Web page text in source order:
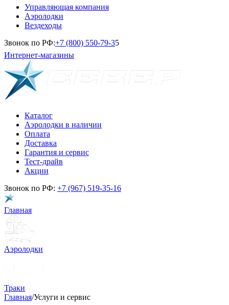
Управляющая компания
Аэролодки
Вездеходы
Звонок по РФ:+7 (800) 550-79-35
Интернет-магазины
Каталог
Аэролодки в наличии
Оплата
Доставка
Гарантия и сервис
Тест-драйв
Акции
Звонок по РФ: +7 (967) 519-35-16
Главная
Аэролодки
Траки
Главная/Услуги и сервис